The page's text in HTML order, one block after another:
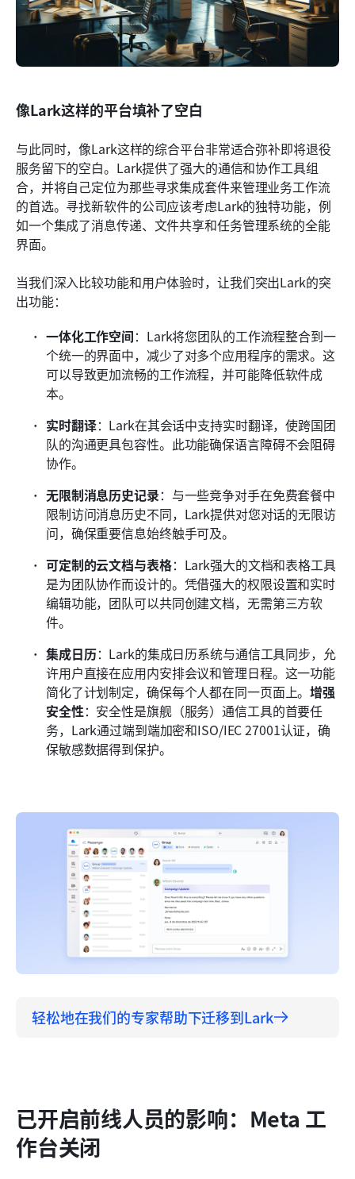
像Lark这样的平台填补了空白
与此同时，像Lark这样的综合平台非常适合弥补即将退役
服务留下的空白。Lark提供了强大的通信和协作工具组
合，并将自己定位为那些寻求集成套件来管理业务工作流
的首选。寻找新软件的公司应该考虑Lark的独特功能，例
如一个集成了消息传递、文件共享和任务管理系统的全能
界面。
当我们深入比较功能和用户体验时，让我们突出Lark的突
出功能：
一体化工作空间：Lark将您团队的工作流程整合到一
个统一的界面中，减少了对多个应用程序的需求。这
可以导致更加流畅的工作流程，并可能降低软件成
本。
实时翻译：Lark在其会话中支持实时翻译，使跨国团
队的沟通更具包容性。此功能确保语言障碍不会阻碍
协作。
无限制消息历史记录：与一些竞争对手在免费套餐中
限制访问消息历史不同，Lark提供对您对话的无限访
问，确保重要信息始终触手可及。
可定制的云文档与表格：Lark强大的文档和表格工具
是为团队协作而设计的。凭借强大的权限设置和实时
编辑功能，团队可以共同创建文档，无需第三方软
件。
集成日历：Lark的集成日历系统与通信工具同步，允
许用户直接在应用内安排会议和管理日程。这一功能
简化了计划制定，确保每个人都在同一页面上。增强
安全性：安全性是旗舰（服务）通信工具的首要任
务，Lark通过端到端加密和ISO/IEC 27001认证，确
保敏感数据得到保护。
轻松地在我们的专家帮助下迁移到Lark
已开启前线人员的影响：Meta 工
作台关闭